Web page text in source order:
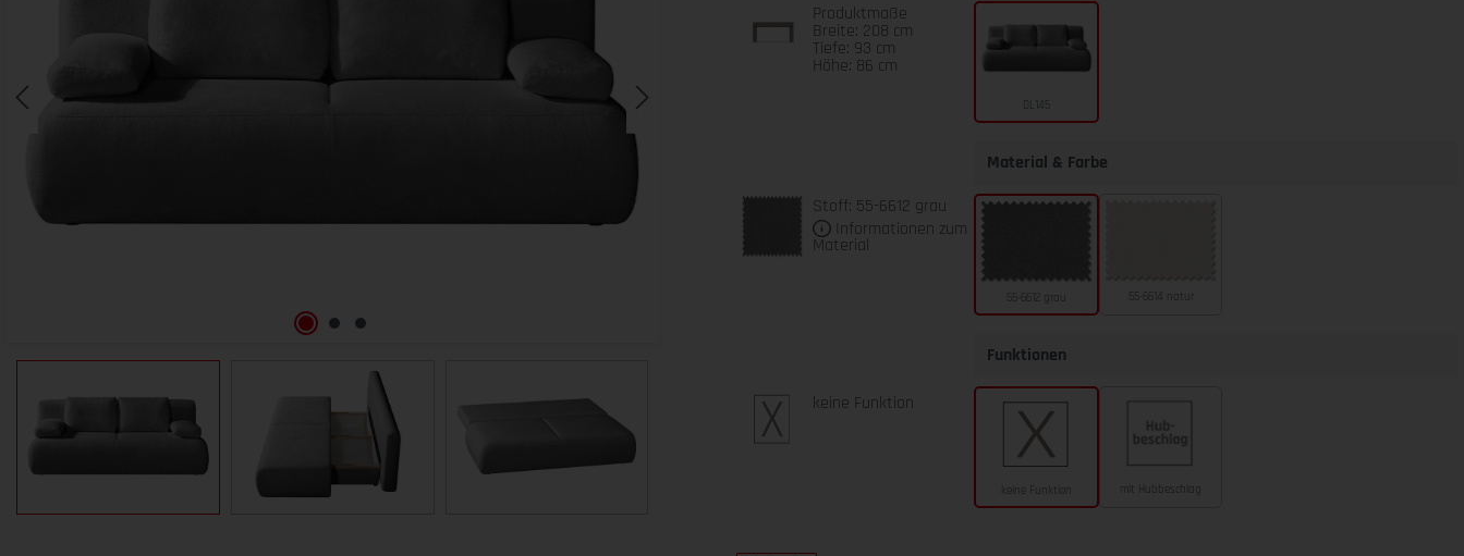
Produktmaße
Breite: 208 cm
Tiefe: 93 cm
Höhe: 86 cm
DL145
Stoff: 55-6612 grau
Informationen zum
Material
Material & Farbe
55-6612 grau 55-6614 natur
keine Funktion
Funktionen
keine Funktion mit Hubbeschlag